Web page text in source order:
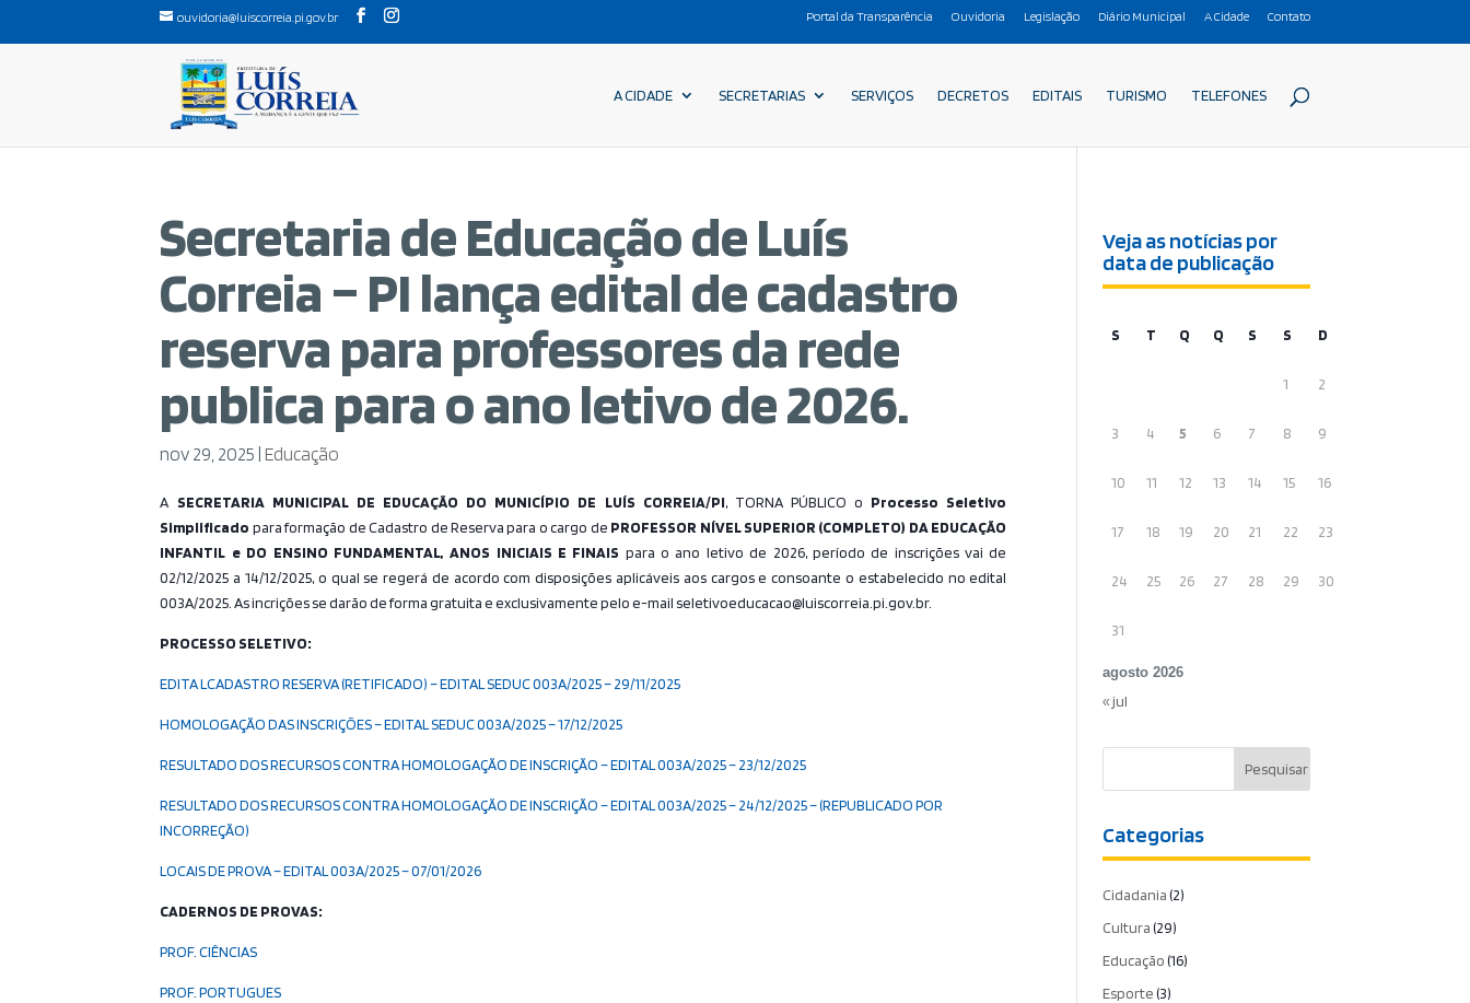
ouvidoria@luiscorreia.pi.gov.br Portal da Transparência Ouvidoria Legislação Diário Municipal A Cidade Contato
A CIDADE SECRETARIAS SERVIÇOS DECRETOS EDITAIS TURISMO TELEFONES
Secretaria de Educação de Luís
Correia – PI lança edital de cadastro
reserva para professores da rede
publica para o ano letivo de 2026.
nov 29, 2025 Educação
A SECRETARIA MUNICIPAL DE EDUCAÇÃO DO MUNICÍPIO DE LUÍS CORREIA/PI, TORNA PÚBLICO o Processo Seletivo
Simplificado para formação de Cadastro de Reserva para o cargo de PROFESSOR NÍVEL SUPERIOR (COMPLETO) DA EDUCAÇÃO
INFANTIL e DO ENSINO FUNDAMENTAL, ANOS INICIAIS E FINAIS para o ano letivo de 2026, período de inscrições vai de
02/12/2025 a 14/12/2025, o qual se regerá de acordo com disposições aplicáveis aos cargos e consoante o estabelecido no edital
003A/2025. As incrições se darão de forma gratuita e exclusivamente pelo e-mail seletivoeducacao@luiscorreia.pi.gov.br.
PROCESSO SELETIVO:
EDITA LCADASTRO RESERVA (RETIFICADO) – EDITAL SEDUC 003A/2025 – 29/11/2025
HOMOLOGAÇÃO DAS INSCRIÇÕES – EDITAL SEDUC 003A/2025 – 17/12/2025
RESULTADO DOS RECURSOS CONTRA HOMOLOGAÇÃO DE INSCRIÇÃO – EDITAL 003A/2025 – 23/12/2025
RESULTADO DOS RECURSOS CONTRA HOMOLOGAÇÃO DE INSCRIÇÃO – EDITAL 003A/2025 – 24/12/2025 – (REPUBLICADO POR
INCORREÇÃO)
LOCAIS DE PROVA – EDITAL 003A/2025 – 07/01/2026
CADERNOS DE PROVAS:
PROF. CIÊNCIAS
PROF. PORTUGUES
Veja as notícias por
data de publicação
agosto 2026
S T Q Q S S D
1 2
3 4 5 6 7 8 9
10 11 12 13 14 15 16
17 18 19 20 21 22 23
24 25 26 27 28 29 30
31
« jul
Categorias
Cidadania(2)
Cultura(29)
Educação(16)
Esporte(3)